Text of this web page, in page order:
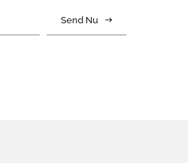
Send Nu